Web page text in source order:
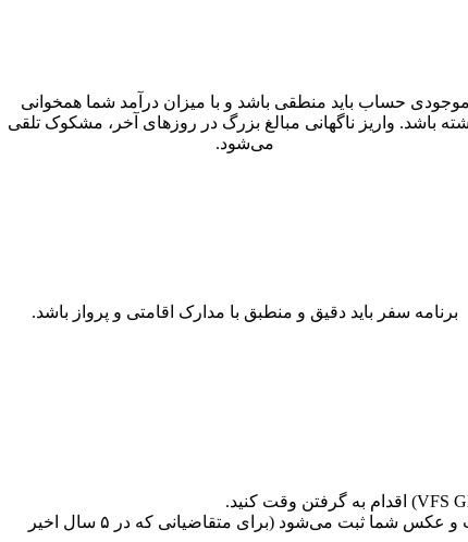
موجودی حساب باید منطقی باشد و با میزان درآمد شما همخوانی
باشد. واریز ناگهانی مبالغ بزرگ در روزهای آخر، مشکوک تلقی
می‌شود.
برنامه سفر باید دقیق و منطبق با مدارک اقامتی و پرواز باشد.
فرم درخواست آنلاین را با دقت تکمیل کنید. در روز مراجعه، علاوه بر تحویل مدارک، اثر انگشت و عکس شما ثبت می‌شود (برای متقاضیانی که در ۵ سال اخیر